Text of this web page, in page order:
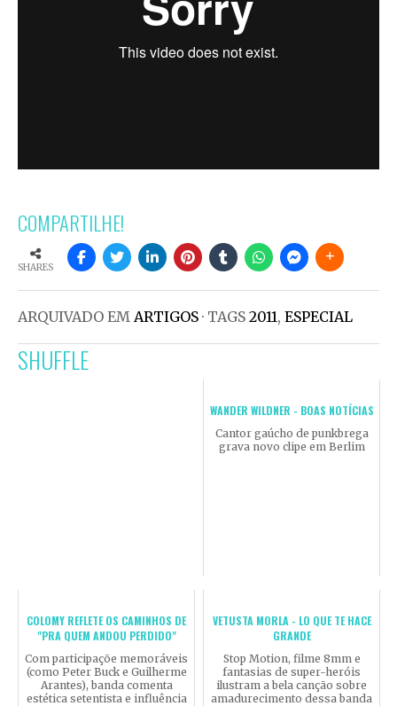
COMPARTILHE!
SHARES
ARQUIVADO EM ARTIGOS · TAGS 2011, ESPECIAL
SHUFFLE
WANDER WILDNER - BOAS NOTÍCIAS
Cantor gaúcho de punkbrega
grava novo clipe em Berlim
COLOMY REFLETE OS CAMINHOS DE
"PRA QUEM ANDOU PERDIDO"
Com participaçõe memoráveis
(como Peter Buck e Guilherme
Arantes), banda comenta
estética setentista e influência
VETUSTA MORLA - LO QUE TE HACE
GRANDE
Stop Motion, filme 8mm e
fantasias de super-heróis
ilustram a bela canção sobre
amadurecimento dessa banda